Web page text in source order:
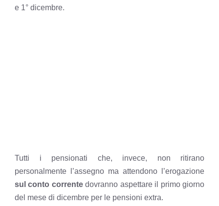
e 1° dicembre.
Tutti i pensionati che, invece, non ritirano
personalmente l’assegno ma attendono l’erogazione
sul conto correntedovranno aspettare il primo giorno
del mese di dicembre per le pensioni extra.